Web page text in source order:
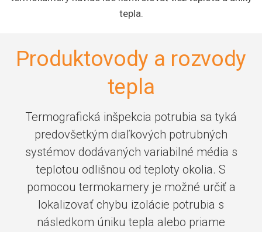
tepla.
Produktovody a rozvody
tepla
Termografická inšpekcia potrubia sa tyká
predovšetkým diaľkových potrubných
systémov dodávaných variabilné média s
teplotou odlišnou od teploty okolia. S
pomocou termokamery je možné určiť a
lokalizovať chybu izolácie potrubia s
následkom úniku tepla alebo priame